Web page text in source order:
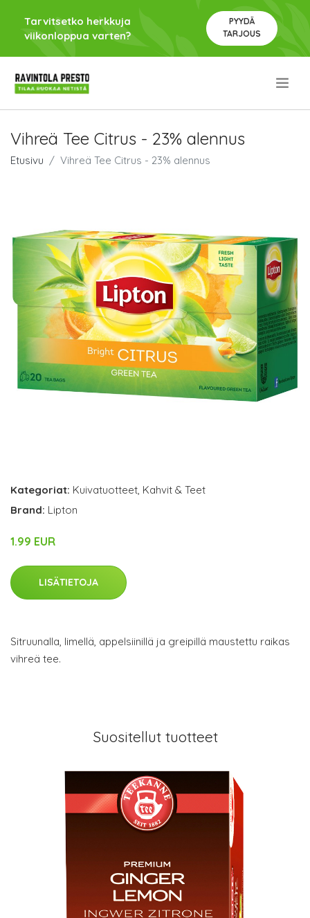
Tarvitsetko herkkuja
viikonloppua varten?
PYYDÄ
TARJOUS
Vihreä Tee Citrus - 23% alennus
Etusivu Vihreä Tee Citrus - 23% alennus
Kategoriat: Kuivatuotteet, Kahvit & Teet
Brand: Lipton
1.99 EUR
LISÄTIETOJA
Sitruunalla, limellä, appelsiinillä ja greipillä maustettu raikas
vihreä tee.
Suositellut tuotteet